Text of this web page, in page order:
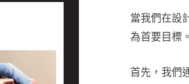
當我們在設
為首要目標。
首先，我們